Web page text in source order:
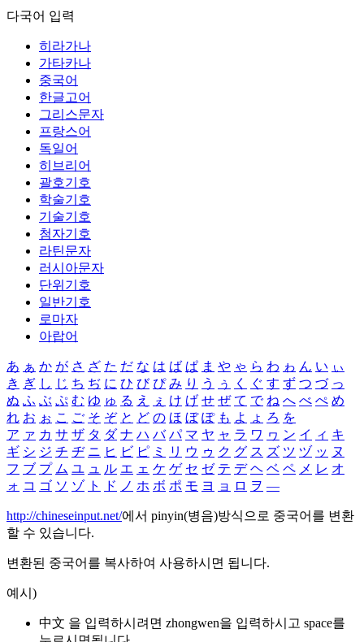
다국어 입력
히라가나
가타카나
중국어
한글고어
그리스문자
프랑스어
독일어
히브리어
괄호기호
학술기호
기술기호
첨자기호
라틴문자
러시아문자
단위기호
일반기호
로마자
아랍어
あ ぁ か が さ ざ た だ な は ば ぱ ま や ゃ ら わ ゎ ん い ぃ
き ぎ し じ ち ぢ に ひ び ぴ み り う ぅ く ぐ す ず つ づ っ
ぬ ふ ぶ ぷ む ゆ ゅ る え ぇ け げ せ ぜ て で ね へ べ ぺ め
れ お ぉ こ ご そ ぞ と ど の ほ ぼ ぽ も よ ょ ろ を
ア ァ カ サ ザ タ ダ ナ ハ バ パ マ ヤ ャ ラ ワ ヮ ン イ ィ キ
ギ シ ジ チ ヂ ニ ヒ ビ ピ ミ リ ウ ゥ ク グ ス ズ ツ ヅ ッ ヌ
フ ブ プ ム ユ ュ ル エ ェ ケ ゲ セ ゼ テ デ ヘ ベ ペ メ レ オ
ォ コ ゴ ソ ゾ ト ド ノ ホ ボ ポ モ ヨ ョ ロ ヲ ―
http://chineseinput.net/에서 pinyin(병음)방식으로 중국어를 변환
할 수 있습니다.
변환된 중국어를 복사하여 사용하시면 됩니다.
예시)
中文 을 입력하시려면 zhongwen을 입력하시고 space를